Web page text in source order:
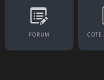
FORUM COTE